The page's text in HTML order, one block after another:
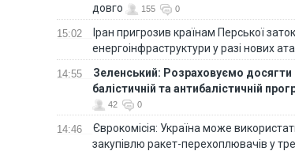
довго
155 0
15:02
Іран пригрозив країнам Перської
енергоінфраструктури у разі нових
14:55
Зеленський: Розраховуємо досягти
балістичній та антибалістичній
42 0
14:46
Єврокомісія: Україна може
закупівлю ракет-перехоплювачів у